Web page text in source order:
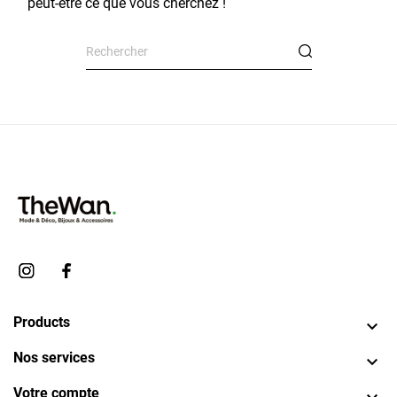
Products 
Nos services 
Votre compte